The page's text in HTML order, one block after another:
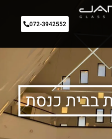
072-3942552
בבית כנסת